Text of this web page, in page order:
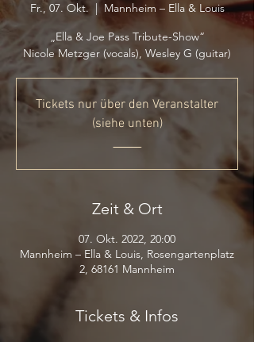
Fr., 07. Okt.
  |
Mannheim – Ella & Louis
„Ella & Joe Pass Tribute-Show“
Nicole Metzger (vocals), Wesley G (guitar)
Tickets nur über den Veranstalter
(siehe unten)
_____
Zeit & Ort
07. Okt. 2022, 20:00
Mannheim – Ella & Louis, Rosengartenplatz
2, 68161 Mannheim
Tickets & Infos